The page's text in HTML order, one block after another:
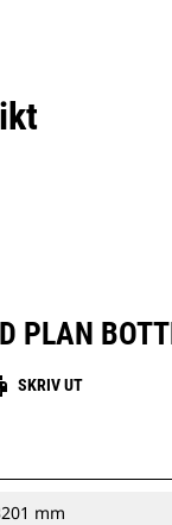
PLAN
SKRIV UT
mm